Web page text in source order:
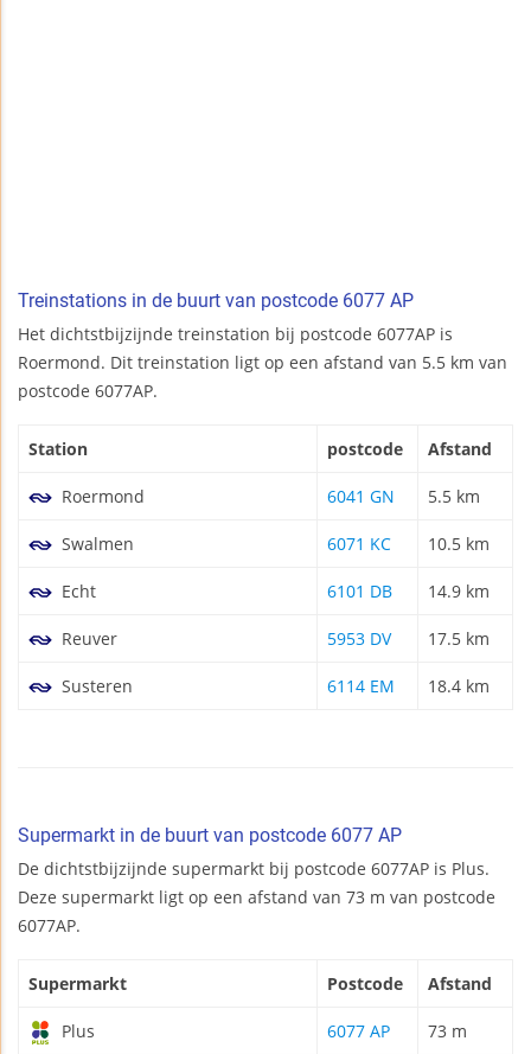
Treinstations in de buurt van postcode 6077 AP
Het dichtstbijzijnde treinstation bij postcode 6077AP is
Roermond. Dit treinstation ligt op een afstand van 5.5 km van
postcode 6077AP.
Station postcode Afstand
Roermond 6041 GN 5.5 km
Swalmen 6071 KC 10.5 km
Echt 6101 DB 14.9 km
Reuver 5953 DV 17.5 km
Susteren 6114 EM 18.4 km
Supermarkt in de buurt van postcode 6077 AP
De dichtstbijzijnde supermarkt bij postcode 6077AP is Plus.
Deze supermarkt ligt op een afstand van 73 m van postcode
6077AP.
Supermarkt Postcode Afstand
Plus 6077 AP 73 m